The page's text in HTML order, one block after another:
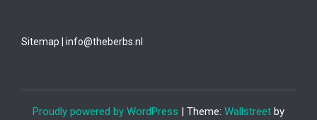
Sitemap info@theberbs.nl
Proudly powered by WordPress | Theme: Wallstreet by